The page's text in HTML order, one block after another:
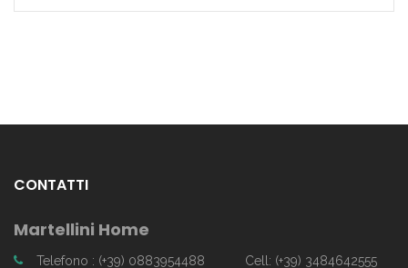
CONTATTI
Martellini Home
Telefono : (+39) 0883954488 Cell: (+39) 3484642555